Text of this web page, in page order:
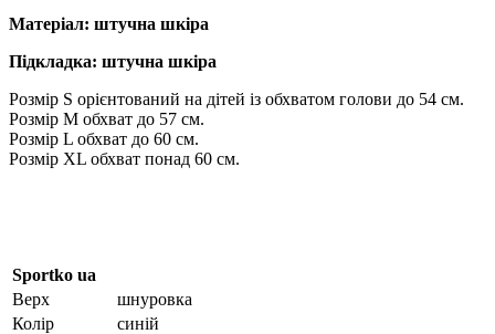
Матеріал: штучна шкіра
Підкладка: штучна шкіра
Розмір S орієнтований на дітей із обхватом голови до 54 см.
Розмір M обхват до 57 см.
Розмір L обхват до 60 см.
Розмір XL обхват понад 60 см.
Sportko ua
Верх
шнуровка
Колір
синій